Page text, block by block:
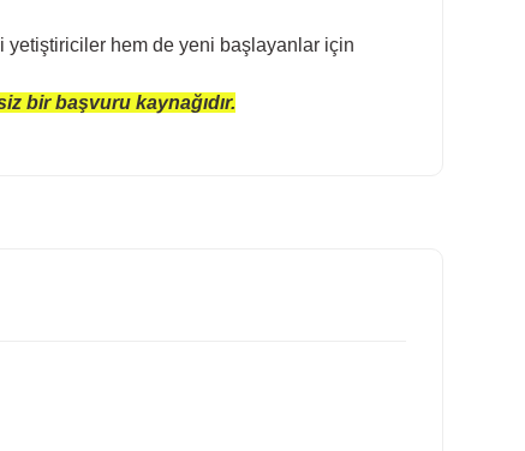
yetiştiriciler hem de yeni başlayanlar için
bir başvuru kaynağıdır.